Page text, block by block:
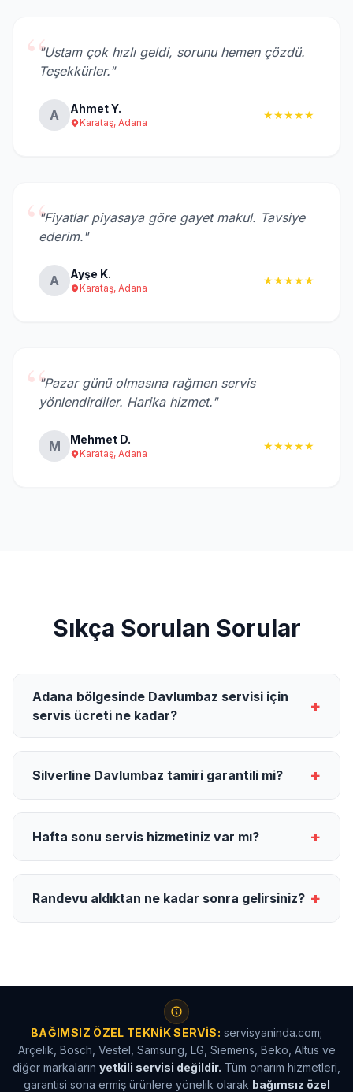
“"Ustam çok hızlı geldi, sorunu hemen çözdü.
Teşekkürler."
A Ahmet Y.
Karataş, Adana
★★★★★
“"Fiyatlar piyasaya göre gayet makul. Tavsiye
ederim."
A Ayşe K.
Karataş, Adana
★★★★★
“"Pazar günü olmasına rağmen servis
yönlendirdiler. Harika hizmet."
M Mehmet D.
Karataş, Adana
★★★★★
Sıkça Sorulan Sorular
Adana bölgesinde Davlumbaz servisi için
servis ücreti ne kadar?
+
Silverline Davlumbaz tamiri garantili mi? +
Hafta sonu servis hizmetiniz var mı? +
Randevu aldıktan ne kadar sonra gelirsiniz? +
BAĞIMSIZ ÖZEL TEKNIK SERVIS: servisyaninda.com;
Arçelik, Bosch, Vestel, Samsung, LG, Siemens, Beko, Altus ve
diğer markaların yetkili servisi değildir. Tüm onarım hizmetleri,
garantisi sona ermiş ürünlere yönelik olarak bağımsız özel